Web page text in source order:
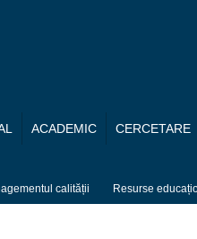
ACADEMIC CERCETARE
calității Resurse